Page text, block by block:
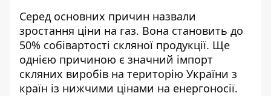
Серед основних причин назвали
зростання ціни на газ. Вона становить до
50% собівартості скляної продукції. Ще
однією причиною є значний імпорт
скляних виробів на територію України з
країн із нижчими цінами на енергоносії.